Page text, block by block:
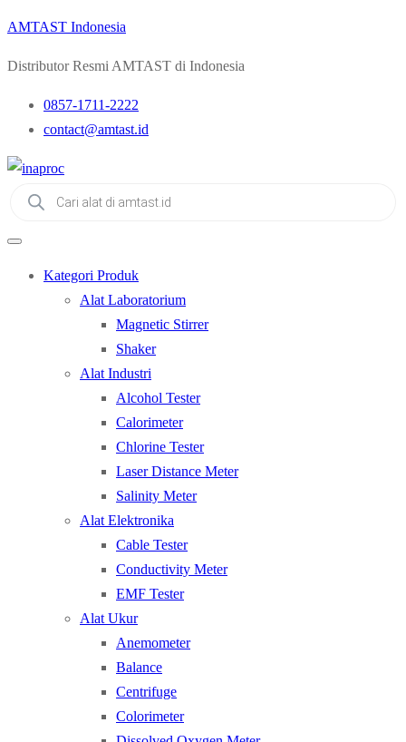
AMTAST Indonesia
Distributor Resmi AMTAST di Indonesia
0857-1711-2222
contact@amtast.id
search
Kategori Produk
Alat Laboratorium
Magnetic Stirrer
Shaker
Alat Industri
Alcohol Tester
Calorimeter
Chlorine Tester
Laser Distance Meter
Salinity Meter
Alat Elektronika
Cable Tester
Conductivity Meter
EMF Tester
Alat Ukur
Anemometer
Balance
Centrifuge
Colorimeter